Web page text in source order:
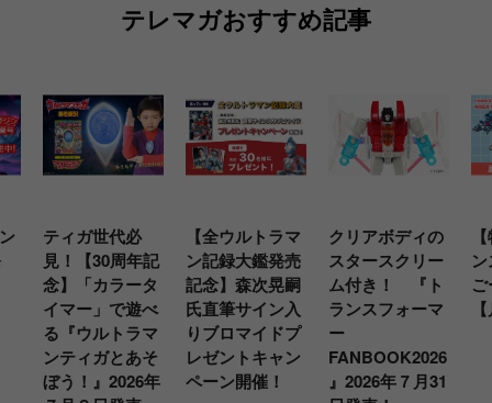
テレマガおすすめ記事
ティガ世代必
見！【30周年記
念】「カラータ
イマー」で遊べ
る『ウルトラマ
ンティガとあそ
ぼう！』2026年
【全ウルトラマ
ン記録大鑑発売
記念】森次晃嗣
氏直筆サイン入
りブロマイドプ
レゼントキャン
ペーン開催！
クリアボディの
スタースクリー
ム付き！ 『ト
ランスフォーマ
ー
FANBOOK2026
』2026年７月31